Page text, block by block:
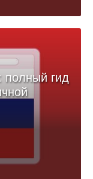
полный гид